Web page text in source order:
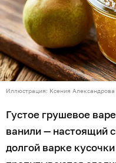
Иллюстрация: Ксения
Густое грушевое
ванили — настоящий
долгой варке